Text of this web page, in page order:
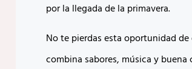
por la llegada de la primavera.
No te pierdas esta oportunidad
combina sabores, música y